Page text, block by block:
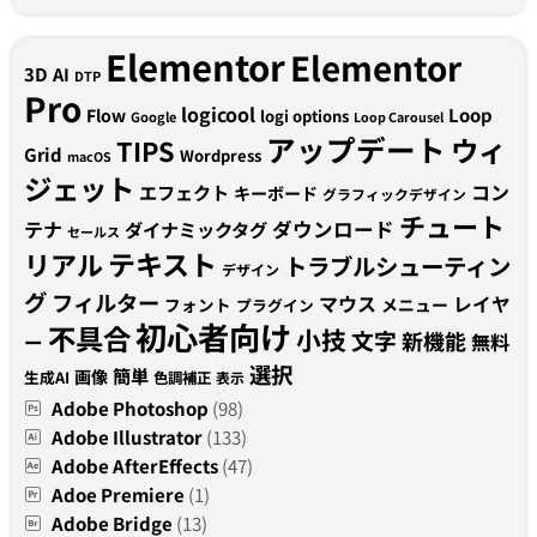
3D AI DTP ElementorElementor
Pro Flow Google logicool logi options Loop Carousel Loop
Grid macOS TIPS Wordpress アップデート ウィ
ジェット エフェクト キーボード グラフィックデザイン コン
テナ セールス ダイナミックタグダウンロード チュート
リアルテキスト デザイン トラブルシューティン
グ フィルター フォント プラグイン マウス メニュー レイヤ
ー 不具合初心者向け小技文字新機能無料
生成AI 画像 簡単 色調補正 表示 選択
Adobe Photoshop (98)
Adobe Illustrator(133)
Adobe AfterEffects(47)
Adoe Premiere (1)
Adobe Bridge (13)